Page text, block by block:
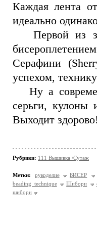
Каждая лента
идеально
Первой из
Серафини
успехом,
Ну а
серьги, кулоны
Выходит
Рубрики: 111 Вышивка /Сутаж
Метки: рукоделие
БИСЕР
beading technique
Шибори
шибори